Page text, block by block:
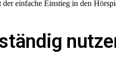
einfache Einstieg in den